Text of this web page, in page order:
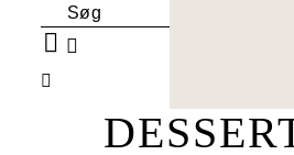
Søg